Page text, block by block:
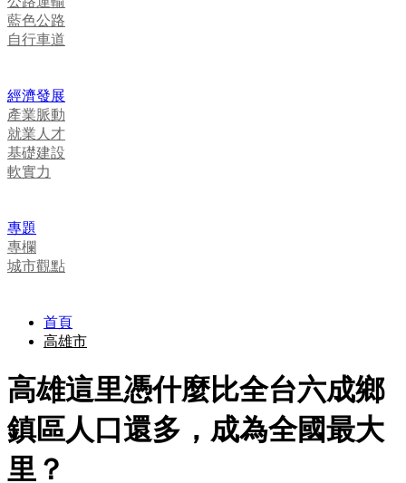
藍色公路
自行車道
經濟發展
產業脈動
就業人才
基礎建設
軟實力
專題
專欄
城市觀點
首頁
高雄市
高雄這里憑什麼比全台六成鄉
鎮區人口還多，成為全國最大
里？